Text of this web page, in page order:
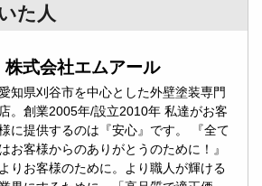
た人
株式会社エムアール
知県刈谷市を中心とした外壁塗装専門
店。創業2005年/設立2010年 私達がお客
に提供するのは『安心』です。 『全て
はお客様からのありがとうのために！』
よりお客様のために。より職人が輝ける